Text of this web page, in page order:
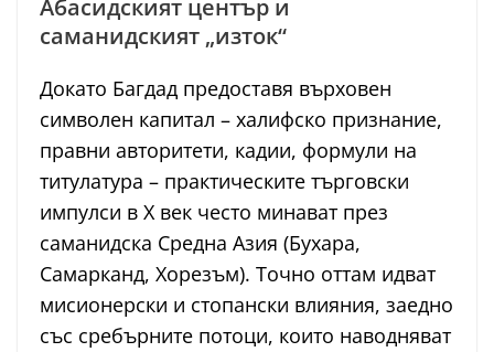
Абасидският център и
саманидският „изток“
Докато Багдад предоставя върховен
символен капитал – халифско признание,
правни авторитети, кадии, формули на
титулатура – практическите търговски
импулси в Х век често минават през
саманидска Средна Азия (Бухара,
Самарканд, Хорезъм). Точно оттам идват
мисионерски и стопански влияния, заедно
със сребърните потоци, които наводняват